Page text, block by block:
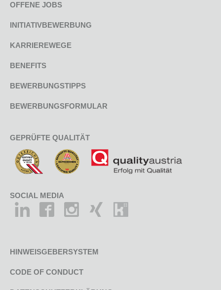
OFFENE JOBS
INITIATIVBEWERBUNG
KARRIEREWEGE
BENEFITS
BEWERBUNGSTIPPS
BEWERBUNGSFORMULAR
GEPRÜFTE QUALITÄT
SOCIAL MEDIA
HINWEISGEBERSYSTEM
CODE OF CONDUCT